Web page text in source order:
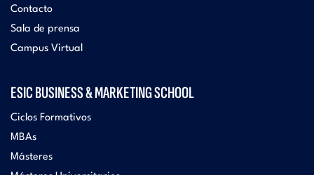
Contacto
Sala de prensa
Campus Virtual
ESIC BUSINESS & MARKETING SCHOOL
Ciclos Formativos
MBAs
Másteres